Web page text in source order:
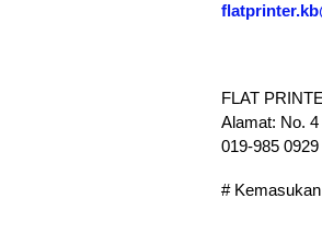
FLAT
Alamat: No.
019-985 0929
#